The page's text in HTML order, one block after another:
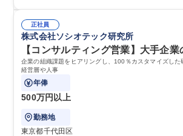
正社員
株式会社ソシオテック研究所
【コンサルティング営業】大手企
企業の組織課題をヒアリングし、100％カスタマイズし
経営層や人事
年俸
500万円以上
勤務地
東京都千代田区